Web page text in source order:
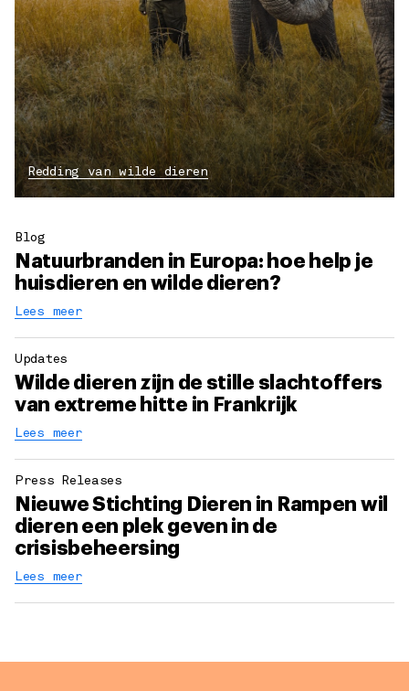
Redding van wilde dieren
Blog
Natuurbranden in Europa: hoe help je
huisdieren en wilde dieren?
Lees meer
Updates
Wilde dieren zijn de stille slachtoffers
van extreme hitte in Frankrijk
Lees meer
Press Releases
Nieuwe Stichting Dieren in Rampen wil
dieren een plek geven in de
crisisbeheersing
Lees meer